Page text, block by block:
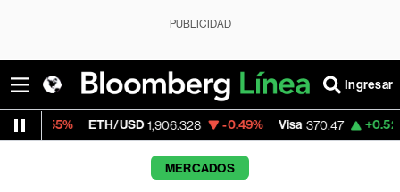
PUBLICIDAD
Ingresar
ETH/USD 1,906.328 -0.49% Visa 370.47 +0.52%
MERCADOS